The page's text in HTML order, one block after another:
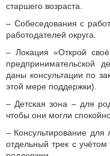
старшего возраста.
– Собеседования с
работодателей округа.
– Локация «Открой
предпринимательской
даны консультации по
этой мере поддержки).
– Детская зона – для
чтобы они могли
– Консультирование
отдельный трек с